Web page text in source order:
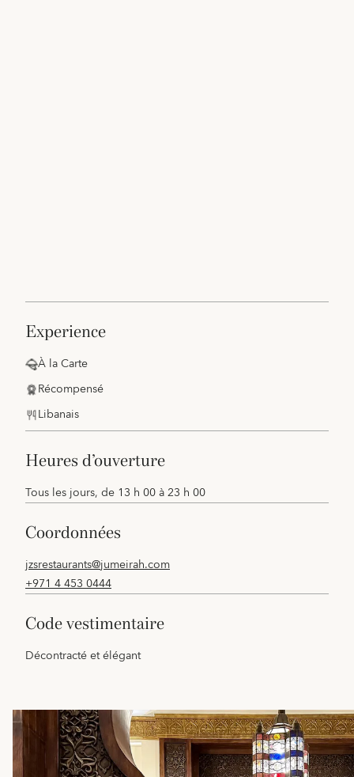
experience
À la Carte
Récompensé
Libanais
heures d’ouverture
Tous les jours, de 13 h 00 à 23 h 00
coordonnées
jzsrestaurants@jumeirah.com
+971 4 453 0444
code vestimentaire
Décontracté et élégant